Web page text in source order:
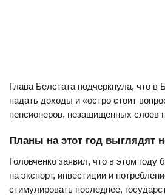
Глава Белстата подчеркнула, что в
падать доходы и «остро стоит
пенсионеров, незащищенных слоев
Планы на этот год выглядят
Головченко заявил, что в этом году
на экспорт, инвестиции и
стимулировать последнее,